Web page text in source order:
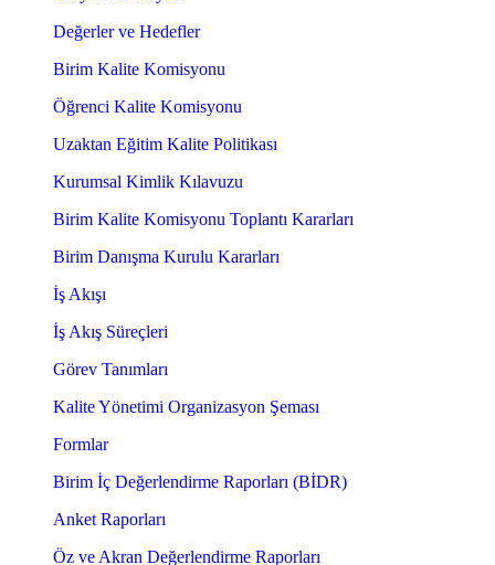
Değerler ve Hedefler
Birim Kalite Komisyonu
Öğrenci Kalite Komisyonu
Uzaktan Eğitim Kalite Politikası
Kurumsal Kimlik Kılavuzu
Birim Kalite Komisyonu Toplantı Kararları
Birim Danışma Kurulu Kararları
İş Akışı
İş Akış Süreçleri
Görev Tanımları
Kalite Yönetimi Organizasyon Şeması
Formlar
Birim İç Değerlendirme Raporları (BİDR)
Anket Raporları
Öz ve Akran Değerlendirme Raporları